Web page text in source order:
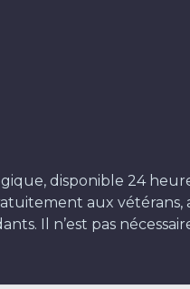
disponible 24
aux vétérans,
Il n’est pas